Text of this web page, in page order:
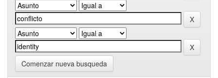
Comenzar nueva busqueda